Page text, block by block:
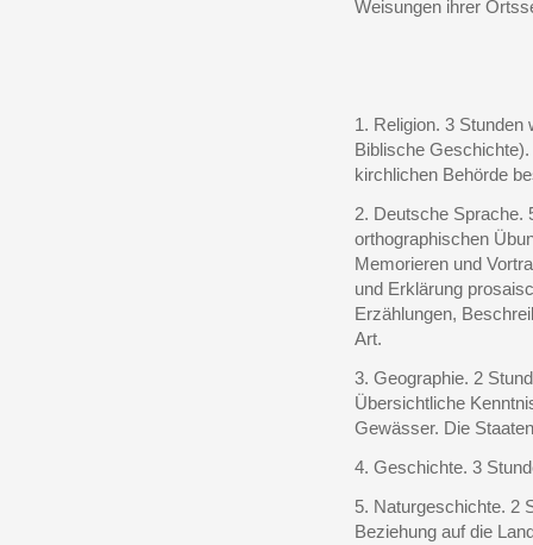
Weisungen ihrer
1. Religion. 3
Biblische
kirchlichen Behörde
2. Deutsche Sprache.
orthographischen
Memorieren und
und Erklärung
Erzählungen,
Art.
3. Geographie. 2
Übersichtliche
Gewässer. Die
4. Geschichte. 3
5. Naturgeschichte. 2
Beziehung auf die